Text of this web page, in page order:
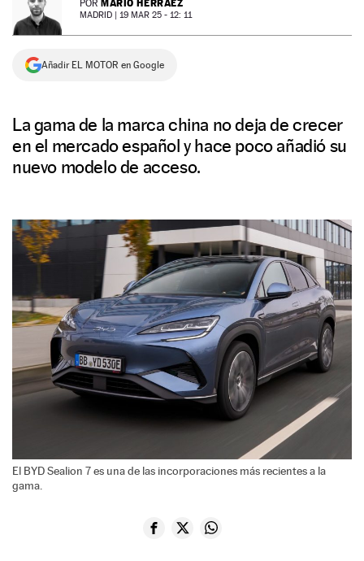
NEWSLETTER
SÍGUENOS
POR MARIO HERRÁEZ
MADRID | 19 MAR 25 - 12: 11
Añadir EL MOTOR en Google
La gama de la marca china no deja de crecer
en el mercado español y hace poco añadió su
nuevo modelo de acceso.
El BYD Sealion 7 es una de las incorporaciones más recientes a la
gama.